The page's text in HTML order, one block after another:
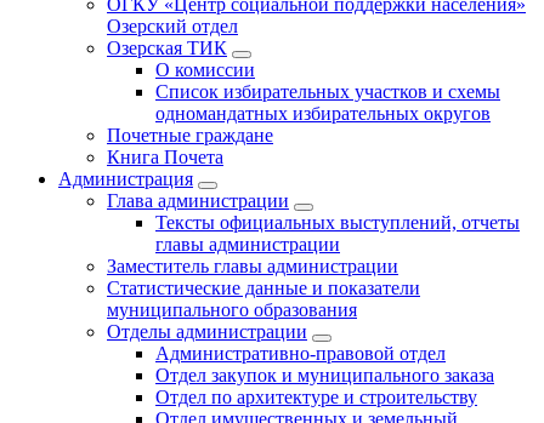
ОГКУ «Центр социальной поддержки населения»
Озерский отдел
Озерская ТИК
О комиссии
Список избирательных участков и схемы
одномандатных избирательных округов
Почетные граждане
Книга Почета
Администрация
Глава администрации
Тексты официальных выступлений, отчеты
главы администрации
Заместитель главы администрации
Статистические данные и показатели
муниципального образования
Отделы администрации
Административно-правовой отдел
Отдел закупок и муниципального заказа
Отдел по архитектуре и строительству
Отдел имущественных и земельный